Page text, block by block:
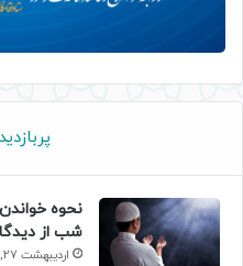
نحوه
شب از
اردیبهشت 27, 1401